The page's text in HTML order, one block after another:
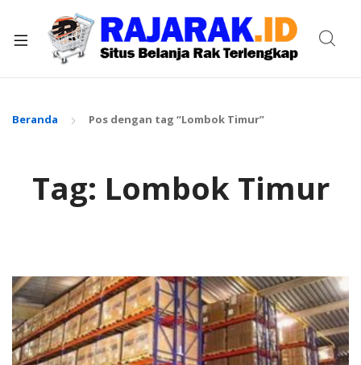
Beranda Pos dengan tag “Lombok Timur”
Tag: Lombok Timur